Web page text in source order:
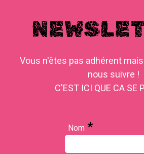
Vous n'êtes pas adhérent
nous suivre !
C'EST ICI QUE CA SE
Nom *